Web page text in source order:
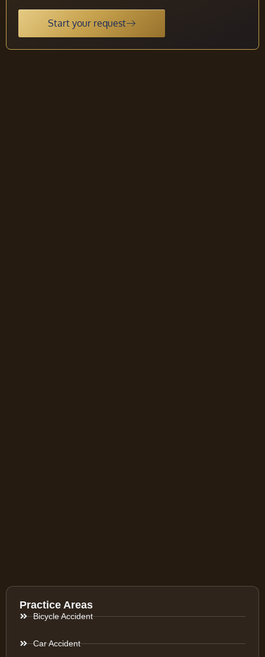
Start your request
Practice Areas
Bicycle Accident
Car Accident